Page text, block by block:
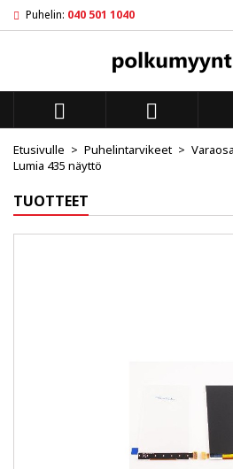
Puhelin: 040 501 1040
 
Etusivulle Puhelintarvikeet
Lumia 435 näyttö
TUOTTEET
My wishlists
add_circle_outline
Create new list
Luo toivelista
Toivelistan nimi
Kirjaudu sisään
Sinun pitää olla kirjautunut